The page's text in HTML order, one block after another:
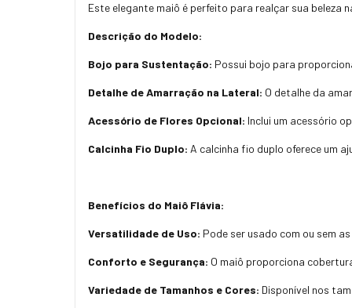
Este elegante maiô é perfeito para realçar sua
Descrição do Modelo:
Bojo para Sustentação: Possui bojo para
Detalhe de Amarração na Lateral: O detalhe da
Acessório de Flores Opcional: Inclui um acessório
Calcinha Fio Duplo: A calcinha fio duplo oferece um
Benefícios do Maiô Flávia:
Versatilidade de Uso: Pode ser usado com ou sem
Conforto e Segurança: O maiô proporciona
Variedade de Tamanhos e Cores: Disponível nos